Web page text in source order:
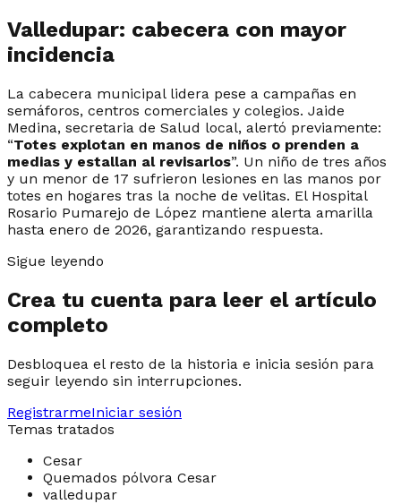
Valledupar: cabecera con mayor
incidencia
La cabecera municipal lidera pese a campañas en
semáforos, centros comerciales y colegios. Jaide
Medina, secretaria de Salud local, alertó previamente:
“Totes explotan en manos de niños o prenden a
medias y estallan al revisarlos”. Un niño de tres años
y un menor de 17 sufrieron lesiones en las manos por
totes en hogares tras la noche de velitas. El Hospital
Rosario Pumarejo de López mantiene alerta amarilla
hasta enero de 2026, garantizando respuesta.
Sigue leyendo
Crea tu cuenta para leer el artículo
completo
Desbloquea el resto de la historia e inicia sesión para
seguir leyendo sin interrupciones.
RegistrarmeIniciar sesión
Temas tratados
Cesar
Quemados pólvora Cesar
valledupar